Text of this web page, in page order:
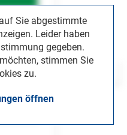
Sie abgestimmte
Leider haben
gegeben.
stimmen Sie
zu.
öffnen